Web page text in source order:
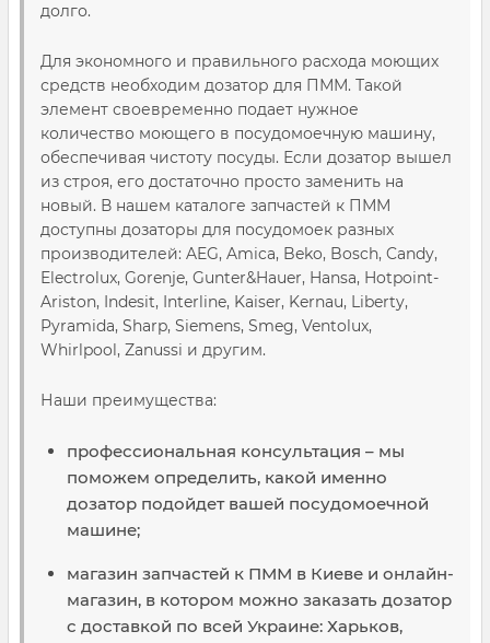
долго.
Для экономного и правильного расхода моющих
средств необходим дозатор для ПММ. Такой
элемент своевременно подает нужное
количество моющего в посудомоечную машину,
обеспечивая чистоту посуды. Если дозатор вышел
из строя, его достаточно просто заменить на
новый. В нашем каталоге запчастей к ПММ
доступны дозаторы для посудомоек разных
производителей: AEG, Amica, Beko, Bosch, Candy,
Electrolux, Gorenje, Gunter&Hauer, Hansa, Hotpoint-
Ariston, Indesit, Interline, Kaiser, Kernau, Liberty,
Pyramida, Sharp, Siemens, Smeg, Ventolux,
Whirlpool, Zanussi и другим.
Наши преимущества:
профессиональная консультация – мы
поможем определить, какой именно
дозатор подойдет вашей посудомоечной
машине;
магазин запчастей к ПММ в Киеве и онлайн-
магазин, в котором можно заказать дозатор
с доставкой по всей Украине: Харьков,